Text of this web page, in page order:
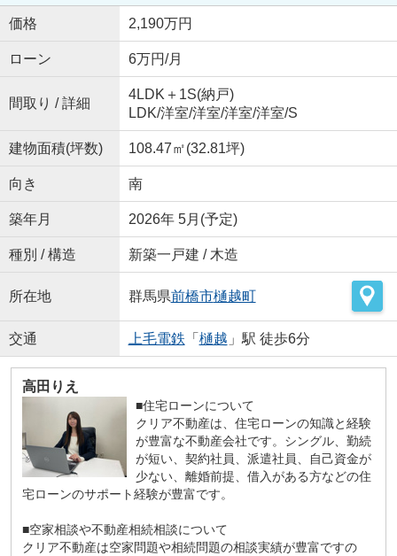
価格 2,190万円
ローン 6万円/月
間取り / 詳細
4LDK＋1S(納戸)
LDK/洋室/洋室/洋室/洋室/S
建物面積(坪数) 108.47㎡(32.81坪)
向き 南
築年月 2026年 5月(予定)
種別 / 構造 新築一戸建 / 木造
所在地 群馬県前橋市樋越町
交通 上毛電鉄 「 樋越 」駅 徒歩6分
高田りえ
■住宅ローンについて
クリア不動産は、住宅ローンの知識と経験
が豊富な不動産会社です。シングル、勤続
が短い、契約社員、派遣社員、自己資金が
少ない、離婚前提、借入がある方などの住
宅ローンのサポート経験が豊富です。
■空家相談や不動産相続相談について
クリア不動産は空家問題や相続問題の相談実績が豊富ですの